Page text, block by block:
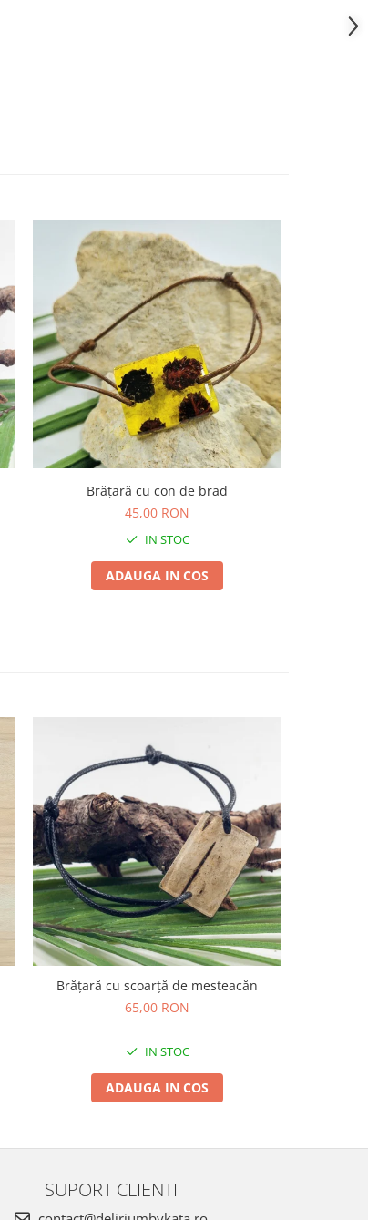
Brățară cu con de brad
45,00 RON
IN STOC
ADAUGA IN COS
Brățară cu scoarță de mesteacăn
65,00 RON
IN STOC
ADAUGA IN COS
SUPORT CLIENTI